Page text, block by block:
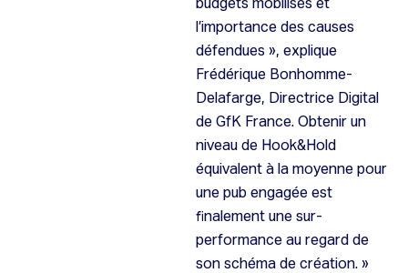
l’importance des causes
défendues », explique
Frédérique Bonhomme-
Delafarge, Directrice Digital
de GfK France.Obtenir un
niveau de Hook&Hold
équivalent à la moyenne pour
une pub engagée est
finalement une sur-
performance au regard de
son schéma de création.»